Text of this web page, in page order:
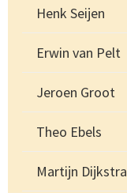
Henk Seijen
Erwin van Pelt
Jeroen Groot
Theo Ebels
Martijn Dijkstra